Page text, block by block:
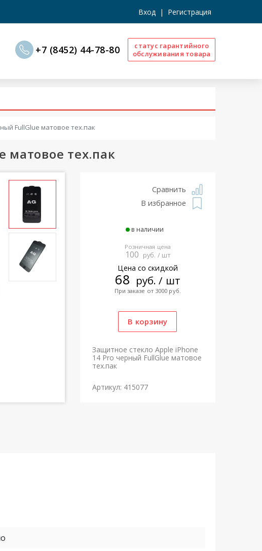
Вход | Регистрация
+7 (8452) 44-78-80
статус гарантийного
обслуживания товара
FullGlue матовое тех.пак
матовое тех.пак
Сравнить
В избранное
в наличии
Розничная цена
100 руб. / шт
Цена со скидкой
68 руб. / шт
При заказе от 3000 руб.
Защитное стекло Apple iPhone
14 Pro черный FullGlue матовое
тех.пак
Артикул: 415077